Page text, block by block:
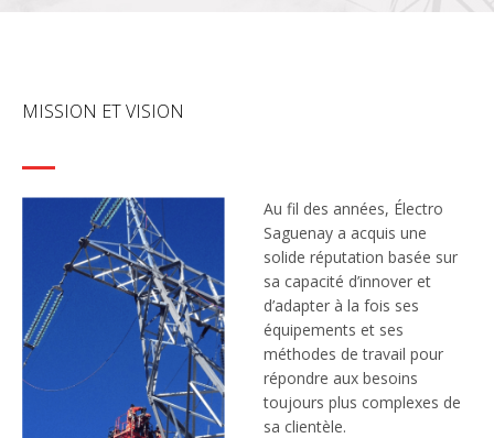
MISSION ET VISION
Au fil des années, Électro
Saguenay a acquis une
solide réputation basée sur
sa capacité d’innover et
d’adapter à la fois ses
équipements et ses
méthodes de travail pour
répondre aux besoins
toujours plus complexes de
sa clientèle.